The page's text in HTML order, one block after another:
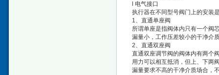
l 电气接口
执行器在不同型号阀门上的安装
1、直通单座阀
所谓单座是指阀体内只有一个阀
漏量小，工作压差较小的干净介
2、直通双座阀
直通双座调节阀的阀体内有两个
用力可以相互抵消，但上、下两
漏量要求不高的干净介质场合，